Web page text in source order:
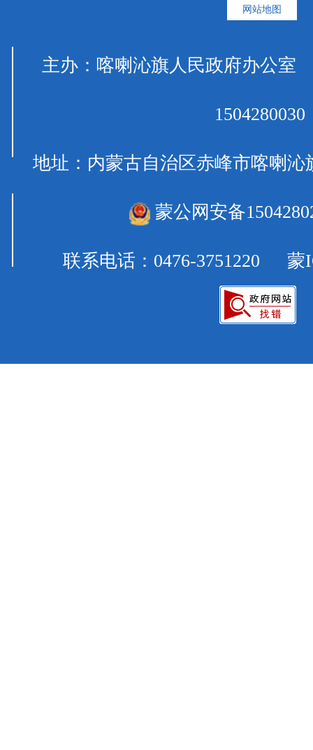
网站地图
主办：喀喇沁旗人民政府办公
1504280030
地址：内蒙古自治区赤峰市喀喇
蒙公网安备
联系电话：0476-3751220 蒙